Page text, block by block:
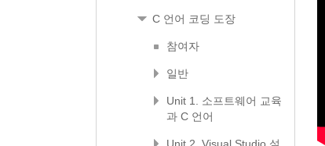
C 언어 코딩 도장
참여자
일반
Unit 1. 소프트웨어 교육
과 C 언어
Unit 2. Visual Studio 설